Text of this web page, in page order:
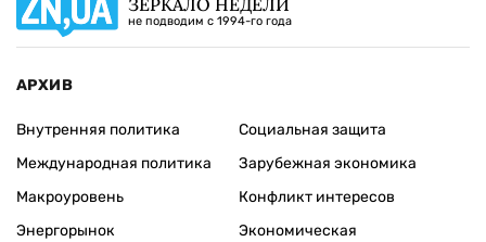
не подводим с 1994-го года
АРХИВ
Внутренняя политика
Международная политика
Макроуровень
Энергорынок
Социальная защита
Зарубежная экономика
Конфликт интересов
Экономическая